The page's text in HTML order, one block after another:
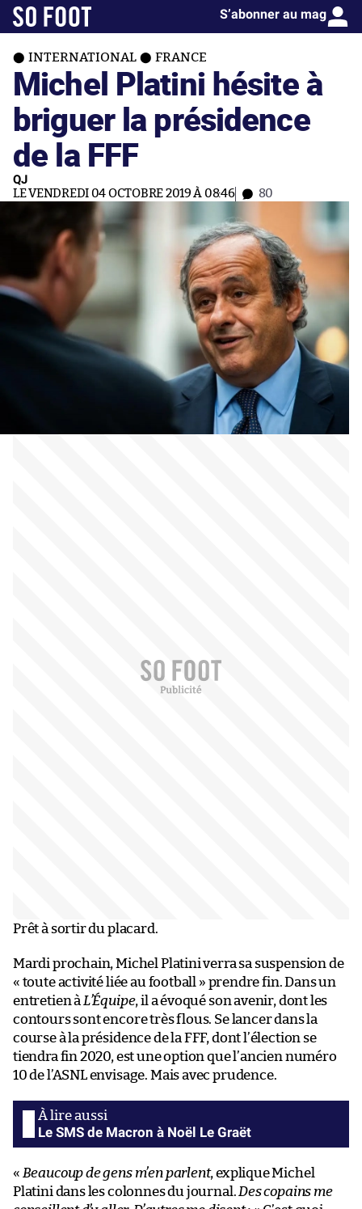
S’abonner au mag
INTERNATIONAL FRANCE
Michel Platini hésite à
briguer la présidence
de la FFF
QJ
LE VENDREDI 04 OCTOBRE 2019 À 08:46 80
Prêt à sortir du placard.
Mardi prochain, Michel Platini verra sa suspension de
« toute activité liée au football » prendre fin. Dans un
entretien à L’Équipe, il a évoqué son avenir, dont les
contours sont encore très flous. Se lancer dans la
course à la présidence de la FFF, dont l’élection se
tiendra fin 2020, est une option que l’ancien numéro
10 de l’ASNL envisage. Mais avec prudence.
Le SMS de Macron à Noël Le Graët
« Beaucoup de gens m’en parlent, explique Michel
Platini dans les colonnes du journal. Des copains me